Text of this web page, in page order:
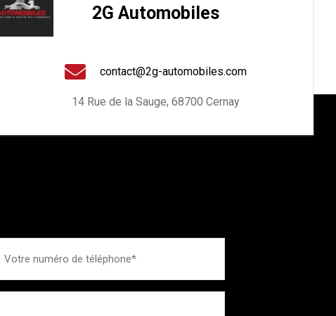
2G Automobiles
contact@2g-automobiles.com
14 Rue de la Sauge, 68700 Cernay